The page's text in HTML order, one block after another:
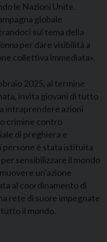
le Nazioni Unite.
globale
sul tema della
per dare visibilità a
collettiva immediata».
2025, al termine
invita giovani di tutto
intraprendere azioni
crimine contro
di preghiera e
è stata istituita
sensibilizzare il mondo
un’azione
al coordinamento di
rete di suore impegnate
il mondo.